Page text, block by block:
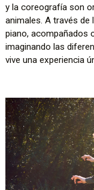
y la coreografía son
animales. A través de
piano, acompañados
imaginando las
vive una experiencia